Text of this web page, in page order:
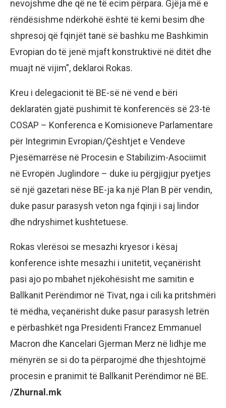
nevojshme dhe që ne të ecim përpara. Gjëja më e
rëndësishme ndërkohë është të kemi besim dhe
shpresoj që fqinjët tanë së bashku me Bashkimin
Evropian do të jenë mjaft konstruktivë në ditët dhe
muajt në vijim”, deklaroi Rokas.
Kreu i delegacionit të BE-së në vend e bëri
deklaratën gjatë pushimit të konferencës së 23-të
COSAP – Konferenca e Komisioneve Parlamentare
për Integrimin Evropian/Çështjet e Vendeve
Pjesëmarrëse në Procesin e Stabilizim-Asociimit
në Evropën Juglindore – duke iu përgjigjur pyetjes
së një gazetari nëse BE-ja ka një Plan B për vendin,
duke pasur parasysh veton nga fqinji i saj lindor
dhe ndryshimet kushtetuese.
Rokas vlerësoi se mesazhi kryesor i kësaj
konference ishte mesazhi i unitetit, veçanërisht
pasi ajo po mbahet njëkohësisht me samitin e
Ballkanit Perëndimor në Tivat, nga i cili ka pritshmëri
të mëdha, veçanërisht duke pasur parasysh letrën
e përbashkët nga Presidenti Francez Emmanuel
Macron dhe Kancelari Gjerman Merz në lidhje me
mënyrën se si do ta përparojmë dhe thjeshtojmë
procesin e pranimit të Ballkanit Perëndimor në BE.
/Zhurnal.mk